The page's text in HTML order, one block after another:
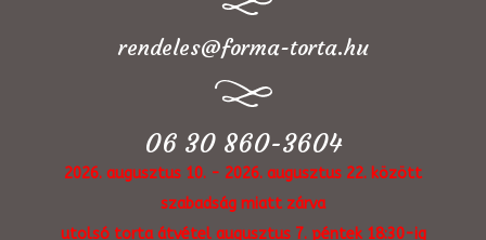
rendeles@forma-torta.hu
06 30 860-3604
2026. augusztus 10. - 2026. augusztus 22. között
szabadság miatt zárva
utolsó torta átvétel augusztus 7. péntek 18:30-ig